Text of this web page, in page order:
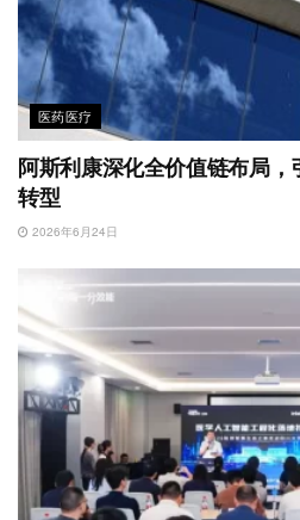
医药医疗
阿斯利康深化全价值链布局
转型
2026年6月24日